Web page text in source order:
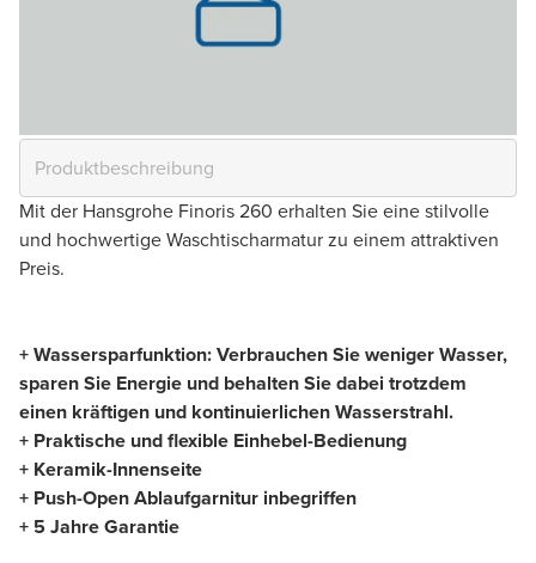
Mit der Hansgrohe Finoris 260 erhalten Sie eine stilvolle
und hochwertige Waschtischarmatur zu einem attraktiven
Preis.
+ Wassersparfunktion: Verbrauchen Sie weniger Wasser,
sparen Sie Energie und behalten Sie dabei trotzdem
einen kräftigen und kontinuierlichen Wasserstrahl.
+ Praktische und flexible Einhebel-Bedienung
+ Keramik-Innenseite
+ Push-Open Ablaufgarnitur inbegriffen
+ 5 Jahre Garantie